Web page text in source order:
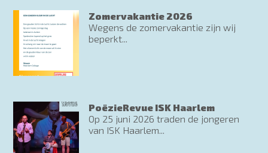
Zomervakantie 2026
Wegens de zomervakantie zijn wij
beperkt...
PoëzieRevue ISK Haarlem
Op 25 juni 2026 traden de jongeren
van ISK Haarlem...